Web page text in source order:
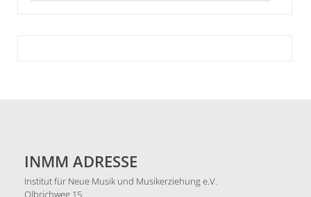
INMM ADRESSE
Institut für Neue Musik und Musikerziehung e.V.
Olbrichweg 15